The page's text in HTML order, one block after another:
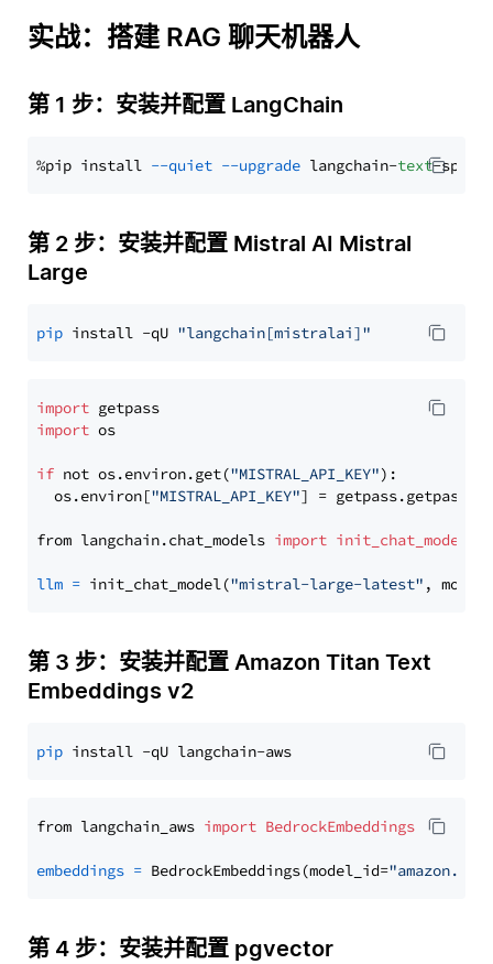
实战：搭建 RAG 聊天机器人
第 1 步：安装并配置 LangChain
%pip install --quiet --upgrade langchain-text
第 2 步：安装并配置 Mistral AI Mistral
Large
pip install -qU "langchain[mistralai]"
import
import os
if not os.environ.get("MISTRAL_API_KEY"):
  os.environ[
"MISTRAL_API_KEY"] = getpass.getpass(
from langchain.chat_models import init_chat_model
llm = init_chat_model("mistral-large-latest" ,
第 3 步：安装并配置 Amazon Titan Text
Embeddings v2
pip
from langchain_aws import BedrockEmbeddings
embeddings = BedrockEmbeddings(model_id=
第 4 步：安装并配置 pgvector